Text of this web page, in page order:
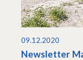
09.12.2020
Newsletter